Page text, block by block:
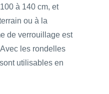
à 140 cm, et
ou à la
de verrouillage est
les rondelles
utilisables en